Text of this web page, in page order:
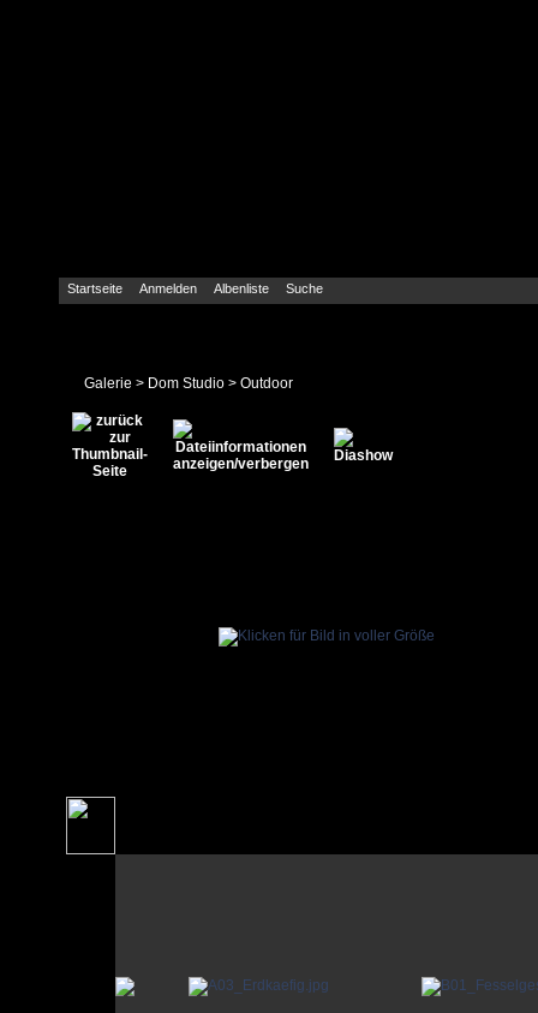
Startseite Anmelden Albenliste Suche
Galerie > Dom Studio > Outdoor